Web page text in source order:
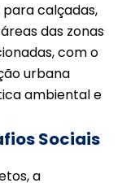
calçadas,
das zonas
com o
urbana
ambiental e
Sociais
a